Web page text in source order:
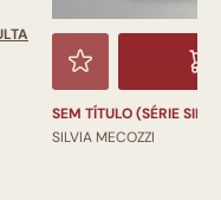
SEM TÍTULO (SÉRIE
SILVIA MECOZZI